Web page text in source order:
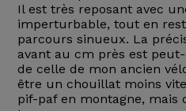
Il est très reposant avec
imperturbable, tout en
parcours sinueux. La
avant au cm près est
de celle de mon ancien
être un chouillat moins
pif-paf en montagne,